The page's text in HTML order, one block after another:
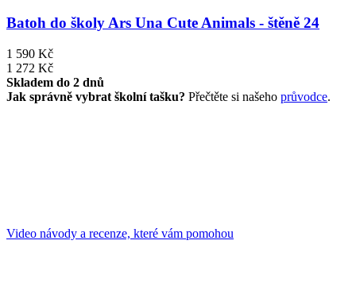
Batoh do školy Ars Una Cute Animals - štěně 24
1 590 Kč
1 272 Kč
Skladem do 2 dnů
Jak správně vybrat školní tašku? Přečtěte si našeho průvodce.
Video návody a recenze, které vám pomohou